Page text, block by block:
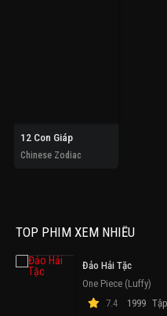
12 Con Giáp
Chinese Zodiac
TOP PHIM XEM NHIỀU
Đảo Hải Tặc
One Piece (Luffy)
7.4
1999